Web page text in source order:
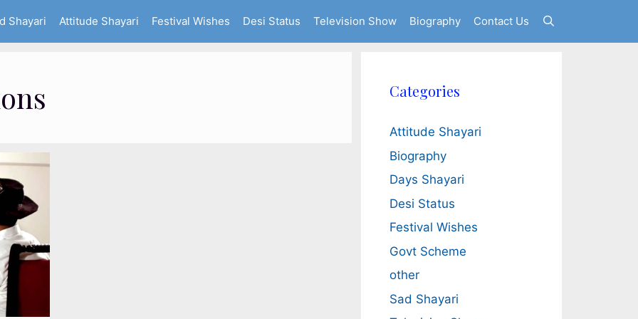
Shayari Attitude Shayari Festival Wishes Desi Status Television Show Biography Contact Us
Categories
Attitude Shayari
Biography
Days Shayari
Desi Status
Festival Wishes
Govt Scheme
other
Sad Shayari